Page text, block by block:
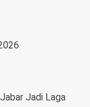
Jadi Laga